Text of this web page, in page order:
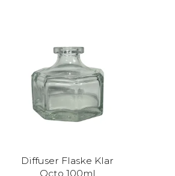
Diffuser Flaske Klar
Octo 100ml